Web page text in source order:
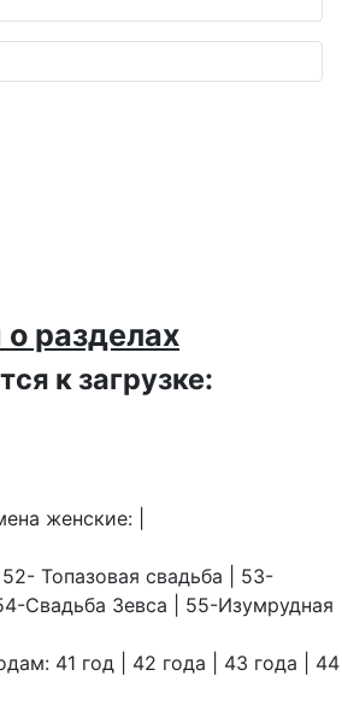
разделах
к загрузке:
женские: |
Топазовая свадьба | 53-
Свадьба Зевса | 55-Изумрудная
41 год | 42 года | 43 года | 44